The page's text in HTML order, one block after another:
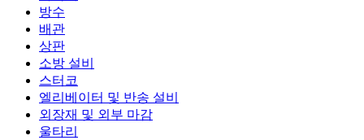
방수
배관
상판
소방 설비
스터코
엘리베이터 및 반송 설비
외장재 및 외부 마감
울타리